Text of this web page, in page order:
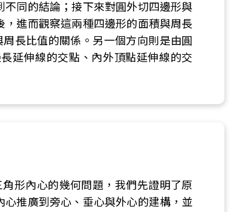
同的結論；接下來對圓外切四邊形與
進而觀察這兩種四邊形的面積與周長
長比值的關係。另一個方向則是由圓
延伸線的交點、內外頂點延伸線的交
形內心的幾何問題，我們先證明了原
推廣到旁心、垂心與外心的建構，並